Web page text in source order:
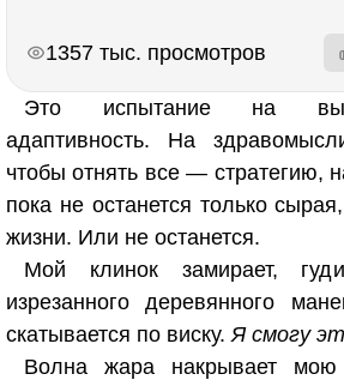
1357 тыс. просмотров
Это испытание на
адаптивность. На
чтобы отнять все — стратегию,
пока не останется только
жизни. Или не останется.
Мой клинок замирает,
изрезанного деревянного
скатывается по виску.Я смогу
Волна жара накрывает мою